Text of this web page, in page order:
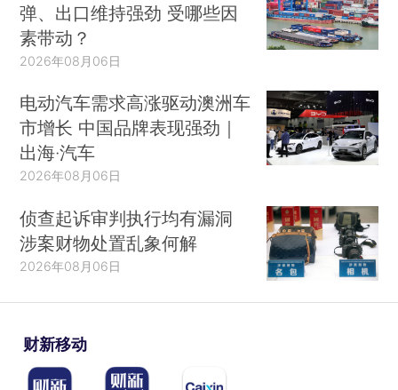
弹、出口维持强劲 受哪些因
素带动？
2026年08月06日
电动汽车需求高涨驱动澳洲车
市增长 中国品牌表现强劲｜
出海·汽车
2026年08月06日
侦查起诉审判执行均有漏洞
涉案财物处置乱象何解
2026年08月06日
财新移动